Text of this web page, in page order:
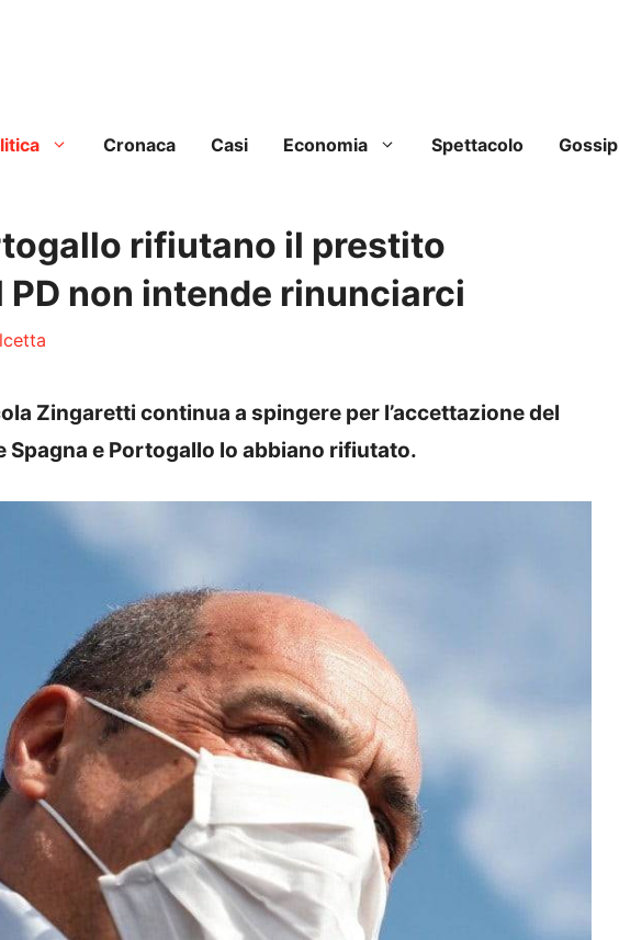
Cronaca Casi Economia Spettacolo Gossip
rifiutano il prestito
PD non intende rinunciarci
Zingaretti continua a spingere per l’accettazione del
Spagna e Portogallo lo abbiano rifiutato.